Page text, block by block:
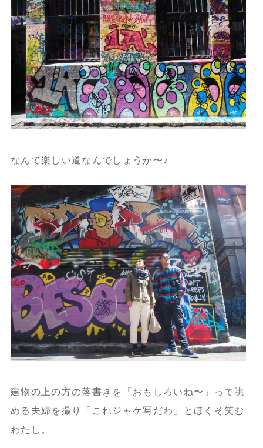
なんて楽しい道なんでしょうか〜♪
建物の上の方の落書きを「おもしろいね〜」って眺
める夫婦を撮り「これジャケ写だわ」とほくそ笑む
わたし。